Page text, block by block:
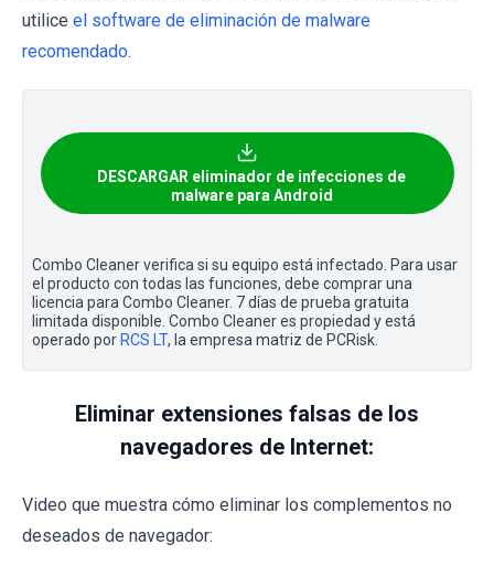
utilice el software de eliminación de malware
recomendado.
DESCARGAR eliminador de infecciones de
malware para Android
Combo Cleaner verifica si su equipo está infectado. Para usar
el producto con todas las funciones, debe comprar una
licencia para Combo Cleaner. 7 días de prueba gratuita
limitada disponible. Combo Cleaner es propiedad y está
operado por RCS LT, la empresa matriz de PCRisk.
Eliminar extensiones falsas de los
navegadores de Internet:
Video que muestra cómo eliminar los complementos no
deseados de navegador: